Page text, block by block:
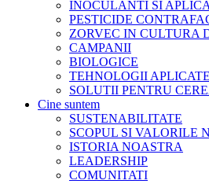
INOCULANTI SI
PESTICIDE
ZORVEC IN CULTURA
CAMPANII
BIOLOGICE
TEHNOLOGII
SOLUTII PENTRU
Cine suntem
SUSTENABILITATE
SCOPUL SI VALORILE
ISTORIA NOASTRA
LEADERSHIP
COMUNITATI